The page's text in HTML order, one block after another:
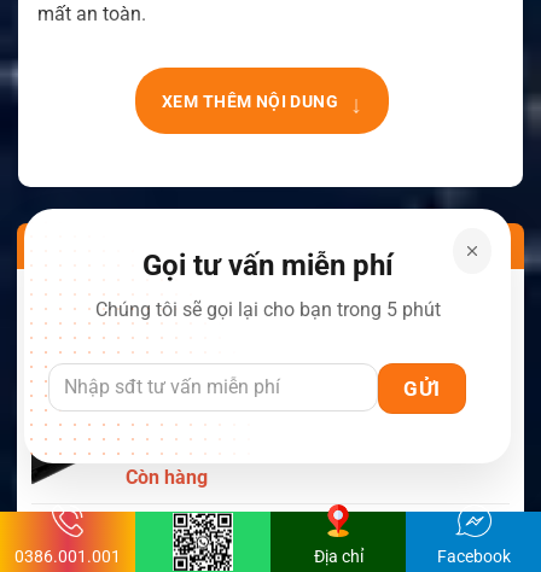
mất an toàn.
XEM THÊM NỘI DUNG ↓
SẢN PHẨM NỔI BẬT
Pin CS-UPX500TW.5 Cho Maxon Comm-
Panion CP0150, CP0511, CP0515
Còn hàng
Pin CS-MSP130TW.1 Maxon Cho Bộ Đàm
SP130, SP140, SP150, SL55
Còn hàng
Pin CS-MPX700TW Motorola Cho Bộ Đàm
APX6000, APX7000, APX8000, SRX2200
Gọi tư vấn miễn phí
Chúng tôi sẽ gọi lại cho bạn trong 5 phút
0386.001.001 Địa chỉ Facebook